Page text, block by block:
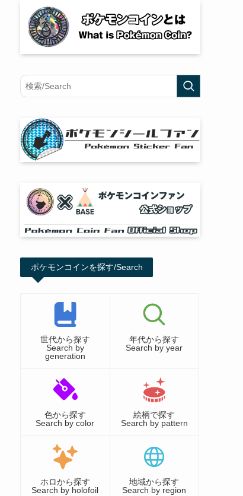
ポケモンコインを探す/Search
世代から探す
Search by
generation
年代から探す
Search by year
色から探す
Search by color
絵柄で探す
Search by pattern
ホロから探す
Search by holofoil
地域から探す
Search by region